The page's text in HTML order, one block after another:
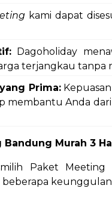
kami dapat
Dagoholiday
terjangkau tanpa
Prima:
membantu Anda
Murah 3
Paket